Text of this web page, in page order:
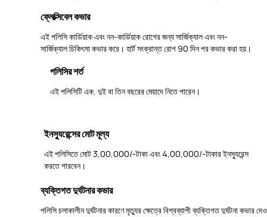
ফ্লেক্সিবেল কভার
এই পলিসি কার্ডিয়াক এবং নন-কার্ডিয়াক রোগের জন্য সার্জিক্যাল এবং নন-
সার্জিক্যাল চিকিৎসা কভার করে। হার্ট সংক্রান্ত রোগ 90 দিন পর কভার করা হয়।
পলিসির শর্ত
এই পলিসিটি এক, দুই বা তিন বছরের মেয়াদে নিতে পারেন।
ইনস্যুরেন্সের মোট মূল্য
এই পলিসিতে মোট 3,00,000/-টাকা এবং 4,00,000/-টাকার ইনস্যুরেন্স
করতে পারবেন।
ব্যক্তিগত দুর্ঘটনার কভার
পলিসি চলাকালীন দুর্ঘটনার কারণে মৃত্যুর ক্ষেত্রে বিশ্বব্যাপী ব্যক্তিগত দুর্ঘটনা কভার